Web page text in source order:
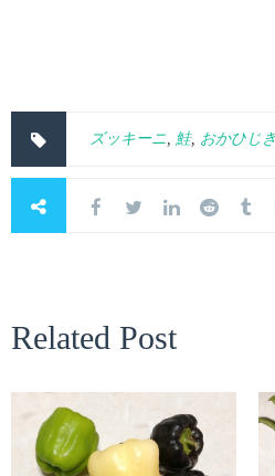
ズッキーニ, 鮭, おかひじき
Related Post